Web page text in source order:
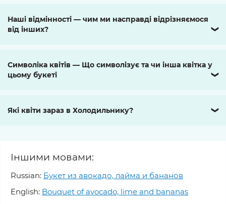
Наші відмінності — чим ми насправді відрізняємося
від інших?
❯
Символіка квітів — Що символізує та чи інша квітка у
цьому букеті
❯
Які квіти зараз в Холодильнику? ❯
Іншими мовами:
Russian: Букет из авокадо, лайма и бананов
English: Bouquet of avocado, lime and bananas